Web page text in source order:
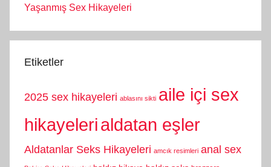
Yaşanmış Sex Hikayeleri
Etiketler
2025 sex hikayeleri ablasını sikti aile içi sex
hikayelerialdatan eşler
Aldatanlar Seks Hikayeleri amcık resimleri anal sex